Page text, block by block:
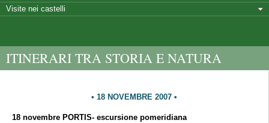
Visite nei castelli
ITINERARI TRA STORIA E NATURA
18 NOVEMBRE 2007
18 novembre PORTIS- escursione pomeridiana